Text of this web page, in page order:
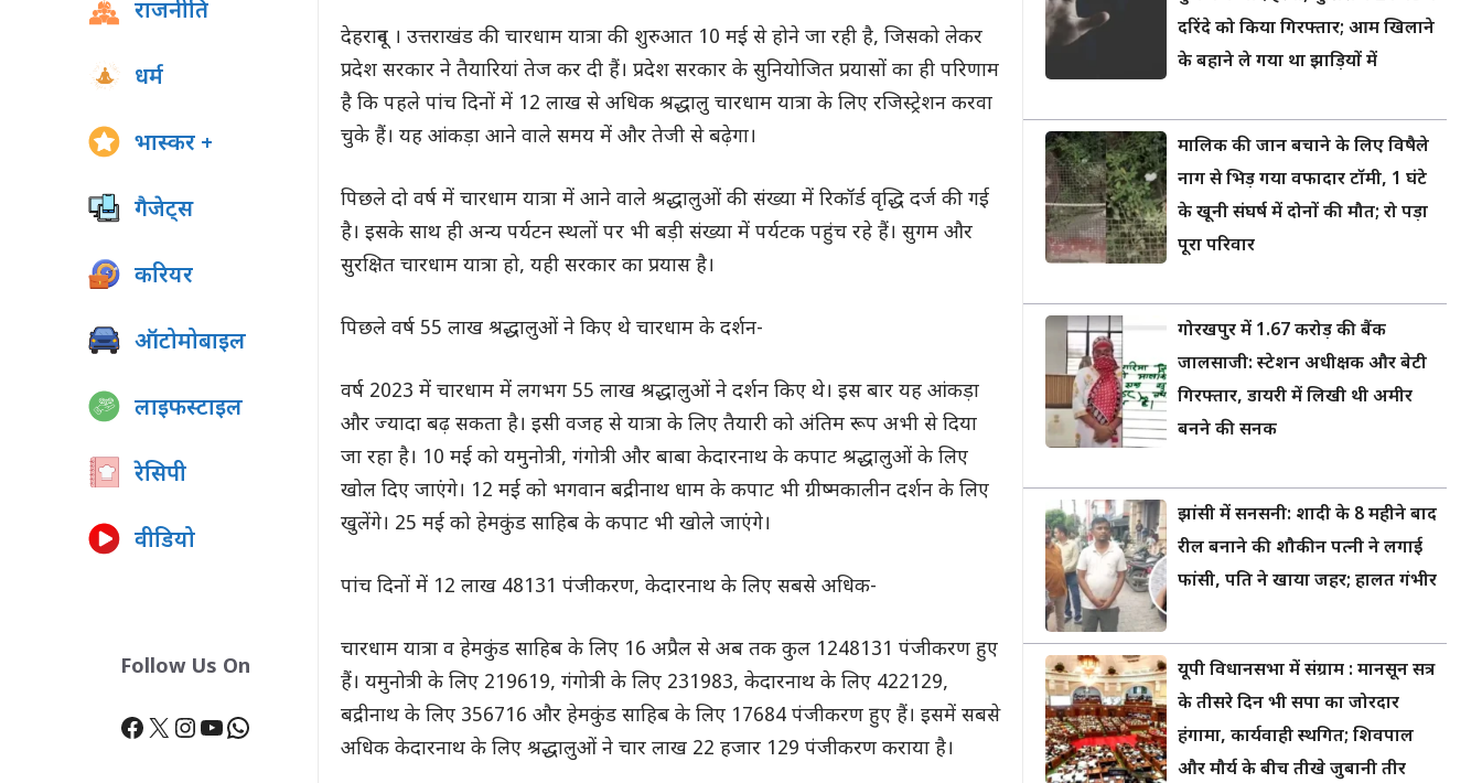
देहरादून । उत्तराखंड की चारधाम यात्रा की शुरुआत 10 मई से होने जा रही है, जिसको लेकर
प्रदेश सरकार ने तैयारियां तेज कर दी हैं। प्रदेश सरकार के सुनियोजित प्रयासों का ही परिणाम
है कि पहले पांच दिनों में 12 लाख से अधिक श्रद्धालु चारधाम यात्रा के लिए रजिस्ट्रेशन करवा
चुके हैं। यह आंकड़ा आने वाले समय में और तेजी से बढ़ेगा।
पिछले दो वर्ष में चारधाम यात्रा में आने वाले श्रद्धालुओं की संख्या में रिकॉर्ड वृद्धि दर्ज की गई
है। इसके साथ ही अन्य पर्यटन स्थलों पर भी बड़ी संख्या में पर्यटक पहुंच रहे हैं। सुगम और
सुरक्षित चारधाम यात्रा हो, यही सरकार का प्रयास है।
पिछले वर्ष 55 लाख श्रद्धालुओं ने किए थे चारधाम के दर्शन-
वर्ष 2023 में चारधाम में लगभग 55 लाख श्रद्धालुओं ने दर्शन किए थे। इस बार यह आंकड़ा
और ज्यादा बढ़ सकता है। इसी वजह से यात्रा के लिए तैयारी को अंतिम रूप अभी से दिया
जा रहा है। 10 मई को यमुनोत्री, गंगोत्री और बाबा केदारनाथ के कपाट श्रद्धालुओं के लिए
खोल दिए जाएंगे। 12 मई को भगवान बद्रीनाथ धाम के कपाट भी ग्रीष्मकालीन दर्शन के लिए
खुलेंगे। 25 मई को हेमकुंड साहिब के कपाट भी खोले जाएंगे।
पांच दिनों में 12 लाख 48131 पंजीकरण, केदारनाथ के लिए सबसे अधिक-
चारधाम यात्रा व हेमकुंड साहिब के लिए 16 अप्रैल से अब तक कुल 1248131 पंजीकरण हुए
हैं। यमुनोत्री के लिए 219619, गंगोत्री के लिए 231983, केदारनाथ के लिए 422129,
बद्रीनाथ के लिए 356716 और हेमकुंड साहिब के लिए 17684 पंजीकरण हुए हैं। इसमें सबसे
अधिक केदारनाथ के लिए श्रद्धालुओं ने चार लाख 22 हजार 129 पंजीकरण कराया है।
राजनीति
धर्म
भास्कर +
गैजेट्स
करियर
ऑटोमोबाइल
लाइफस्टाइल
रेसिपी
वीडियो
Follow Us On
Facebook
X Instagram
YouTube
WhatsApp
दरिंदे को किया गिरफ्तार; आम खिलाने
के बहाने ले गया था झाड़ियों में
मालिक की जान बचाने के लिए विषैले
नाग से भिड़ गया वफादार टॉमी, 1 घंटे
के खूनी संघर्ष में दोनों की मौत; रो पड़ा
पूरा परिवार
गोरखपुर में 1.67 करोड़ की बैंक
जालसाजी: स्टेशन अधीक्षक और बेटी
गिरफ्तार, डायरी में लिखी थी अमीर
बनने की सनक
झांसी में सनसनी: शादी के 8 महीने बाद
रील बनाने की शौकीन पत्नी ने लगाई
फांसी, पति ने खाया जहर; हालत गंभीर
यूपी विधानसभा में संग्राम : मानसून सत्र
के तीसरे दिन भी सपा का जोरदार
हंगामा, कार्यवाही स्थगित; शिवपाल
और मौर्य के बीच तीखे जुबानी तीर